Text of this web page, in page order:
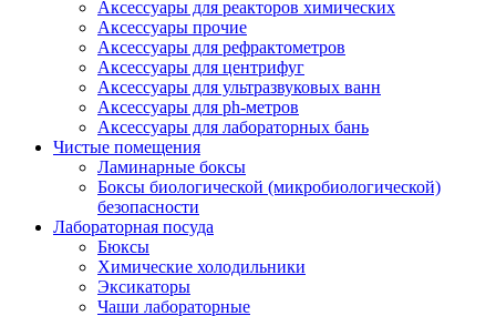
Аксессуары для реакторов химических
Аксессуары прочие
Аксессуары для рефрактометров
Аксессуары для центрифуг
Аксессуары для ультразвуковых ванн
Аксессуары для ph-метров
Аксессуары для лабораторных бань
Чистые помещения
Ламинарные боксы
Боксы биологической (микробиологической)
безопасности
Лабораторная посуда
Бюксы
Химические холодильники
Эксикаторы
Чаши лабораторные